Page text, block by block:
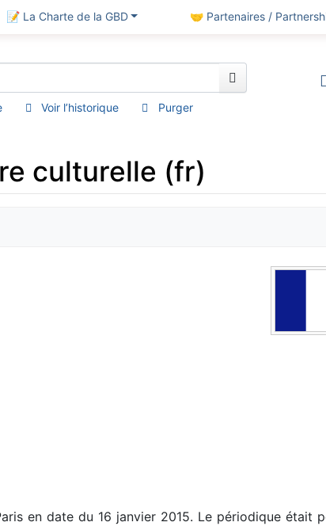
📝 La Charte de la GBD 🤝 Partenaires /
Voir l’historique Purger
culturelle (fr)
en date du 16 janvier 2015. Le périodique était